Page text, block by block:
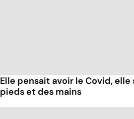
Elle pensait avoir le Covid,
pieds et des mains